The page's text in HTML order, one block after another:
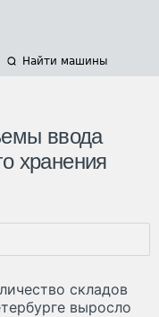
Найти машины
ввода
хранения
складов
выросло